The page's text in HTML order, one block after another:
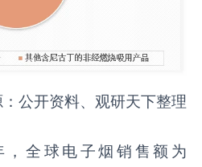
公开资料、观研天下整理
全球电子烟销售额为